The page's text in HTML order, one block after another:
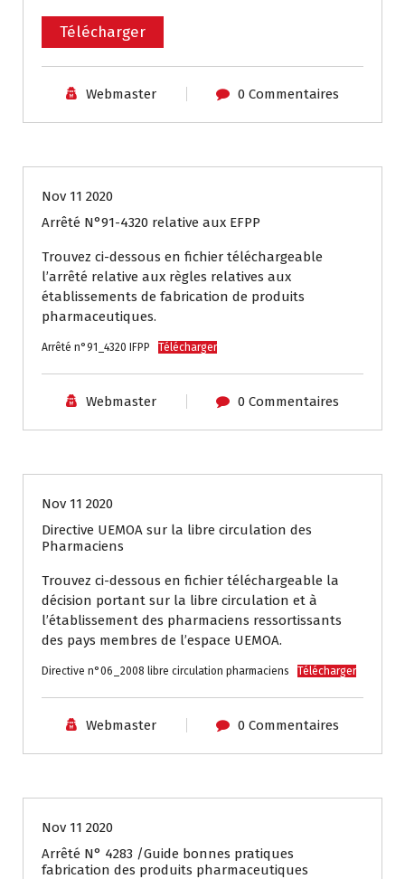
Télécharger
Webmaster 0 Commentaires
Nov 11 2020
Arrêté N°91-4320 relative aux EFPP
Trouvez ci-dessous en fichier téléchargeable
l’arrêté relative aux règles relatives aux
établissements de fabrication de produits
pharmaceutiques.
Arrêté n°91_4320 IFPP Télécharger
Webmaster 0 Commentaires
Nov 11 2020
Directive UEMOA sur la libre circulation des
Pharmaciens
Trouvez ci-dessous en fichier téléchargeable la
décision portant sur la libre circulation et à
l’établissement des pharmaciens ressortissants
des pays membres de l’espace UEMOA.
Directive n°06_2008 libre circulation pharmaciens Télécharger
Webmaster 0 Commentaires
Nov 11 2020
Arrêté N° 4283 /Guide bonnes pratiques
fabrication des produits pharmaceutiques